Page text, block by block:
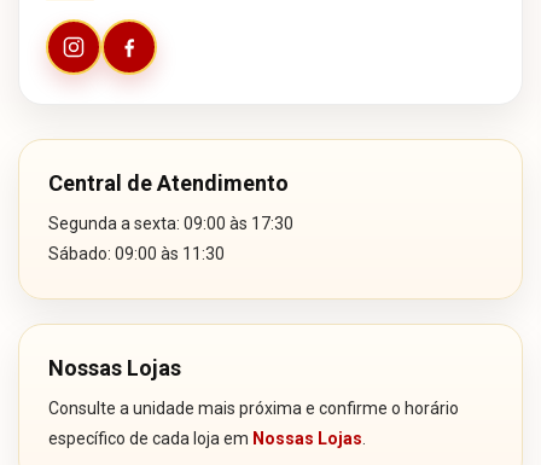
Central de Atendimento
Segunda a sexta: 09:00 às 17:30
Sábado: 09:00 às 11:30
Nossas Lojas
Consulte a unidade mais próxima e confirme o horário
específico de cada loja em Nossas Lojas